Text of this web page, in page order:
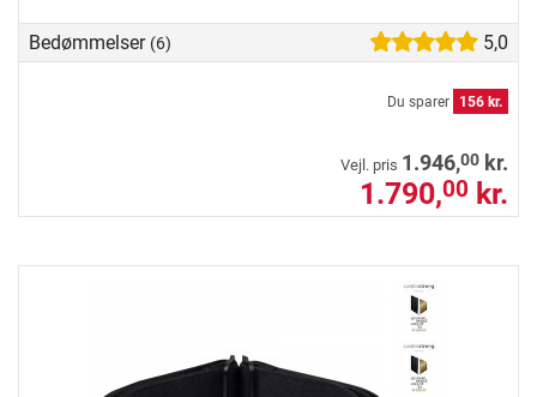
Bedømmelser (6) 5,0
Du sparer 156 kr.
Vejl. pris 1.946,00 kr.
1.790,00 kr.